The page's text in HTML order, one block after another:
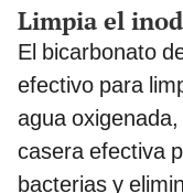
Limpia el
El bicarbonato
efectivo para
agua
casera efectiva
bacterias y